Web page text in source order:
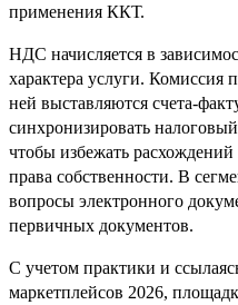
применения ККТ.
НДС начисляется в
характера услуги.
ней выставляются счета-
синхронизировать
чтобы избежать
права собственности. В
вопросы электронного
первичных документов.
С учетом практики и
маркетплейсов 2026,